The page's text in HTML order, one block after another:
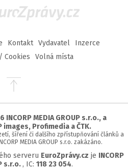
Kontakt Vydavatel
Inzerce
Cookies
Volná místa
Přejít
stránky
MEDIA GROUP s.r.o., a
images, Profimedia a ČTK.
šíření či dalšího zpřístupňování článků a
MEDIA GROUP s.r.o. zakázáno.
serveru EuroZprávy.cz je INCORP
s.r.o. , IC: 118 23 054.